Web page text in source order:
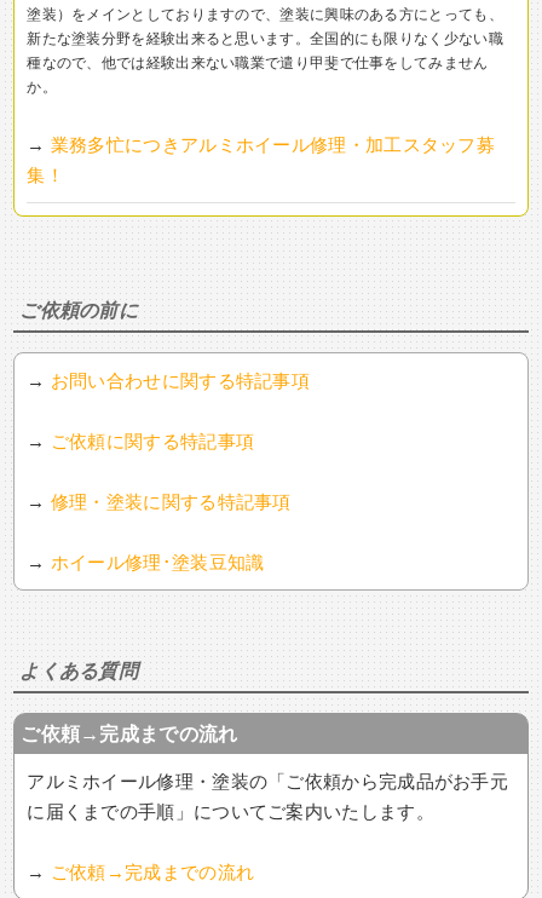
塗装）をメインとしておりますので、塗装に興味のある方にとっても、
新たな塗装分野を経験出来ると思います。全国的にも限りなく少ない職
種なので、他では経験出来ない職業で遣り甲斐で仕事をしてみません
か。
→ 業務多忙につきアルミホイール修理・加工スタッフ募
集！
ご依頼の前に
→ お問い合わせに関する特記事項
→ ご依頼に関する特記事項
→ 修理・塗装に関する特記事項
→ ホイール修理･塗装豆知識
よくある質問
ご依頼→完成までの流れ
アルミホイール修理・塗装の「ご依頼から完成品がお手元
に届くまでの手順」についてご案内いたします。
→ ご依頼→完成までの流れ